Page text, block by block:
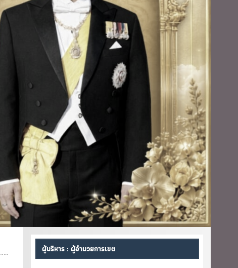
ผู้บริหาร : ผู้อำนวยการเขต